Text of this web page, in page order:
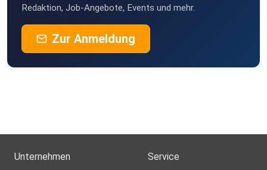
Redaktion, Job-Angebote, Events und mehr.
Zur Anmeldung
Unternehmen Service